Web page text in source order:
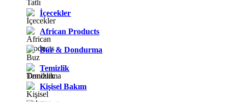
İçecekler
African Products
Buz & Dondurma
Temizlik
Kişisel Bakım